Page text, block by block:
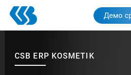
Skip
main
Демо
CSB ERP KOSMETIK